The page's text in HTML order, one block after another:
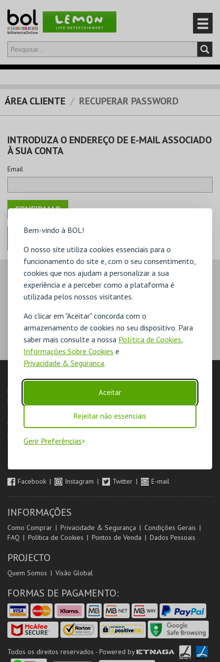
Bem-vindo à BOL!
O nosso site utiliza cookies essenciais para o
funcionamento do site e, com o seu consentimento,
cookies que nos ajudam a personalizar a sua
experiência e a perceber como a plataforma é
utilizada pelos nossos visitantes.
Ao clicar em "Aceitar" concorda com o
armazenamento de cookies no seu dispositivo. Para
saber mais consulte a nossa Política de Cookies
Informações Sobre Cookies e
Privacidade & Segurança.
Aceitar
Rejeitar não essenciais
Gerir Preferências
Olá,iniciar sessão
EVENTOS
CARTÕES
PRODUTOS
ÁREA CLIENTE RECUPERAR PASSWORD
INTRODUZA O ENDEREÇO DE E-MAIL ASSOCIADO
À SUA CONTA
Email
Pesquisar Carrinho de compras Eventos
Livro de Reclamações
AUTENTICAÇÃO
Login & Registo de Clientes
Orientadores de Salas
SIGA-NOS
Facebook Instagram Twitter E-mail
INFORMAÇÕES
Como Comprar Privacidade & Segurança
Condições Gerais
FAQ
Política de Cookies Pontos de Venda Dados Pessoais
PROJECTO
Quem Somos Visão Global
FORMAS DE PAGAMENTO:
Todos os direitos reservados - Powered by ETNAGA